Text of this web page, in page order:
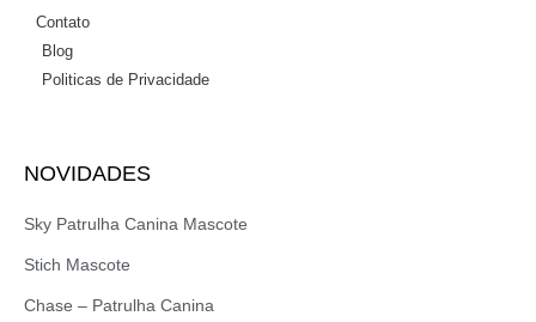
Contato
Blog
Politicas de Privacidade
NOVIDADES
Sky Patrulha Canina Mascote
Stich Mascote
Chase – Patrulha Canina